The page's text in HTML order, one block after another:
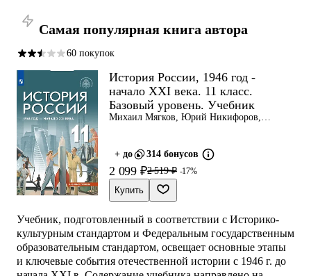
Самая популярная книга автора
60 покупок
История России, 1946 год -
начало XXI века. 11 класс.
Базовый уровень. Учебник
Михаил Мягков, Юрий Никифоров,
+ до 314 бонусов
2 099 ₽2 519 ₽ -17%
Купить
Учебник, подготовленный в соответствии с Историко-
культурным стандартом и Федеральным государственным
образовательным стандартом, освещает основные этапы
и ключевые события отечественной истории с 1946 г. до